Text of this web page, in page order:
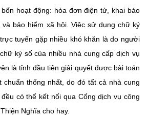
chất lượng
tử
hoạt động: hóa đơn điện tử, khai báo
bảo hiểm xã hội. Việc sử dụng chữ ký
tuyến gặp nhiều khó khăn là do người
ký số của nhiều nhà cung cấp dịch vụ
là tỉnh đầu tiên giải quyết được bài toán
chuẩn thống nhất, do đó tất cả nhà cung
có thể kết nối qua Cổng dịch vụ công
Nghĩa cho hay.